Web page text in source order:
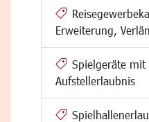
Erweiterung,
Spielgeräte mit
Aufstellerlaubnis